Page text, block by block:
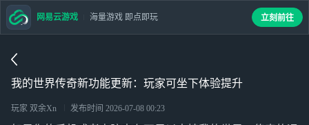
我的世界传奇新功能更新：玩家可坐下体验提升
玩家 双余Xn 发布时间 2026-07-08 00:23
网易云游戏 海量游戏 即点即玩 立刻前往